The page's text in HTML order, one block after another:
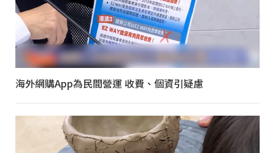
海外網購App為民間營運 收費、個資引疑慮